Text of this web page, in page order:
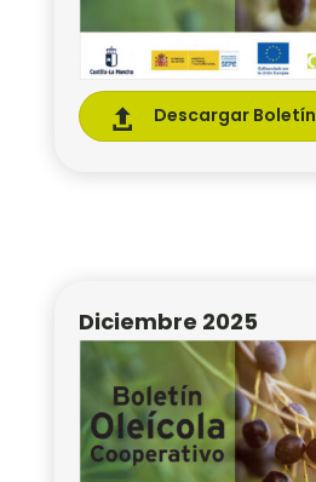
 Descargar Boletín
Diciembre 2025